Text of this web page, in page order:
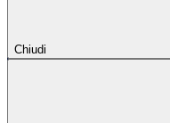
Chiudi